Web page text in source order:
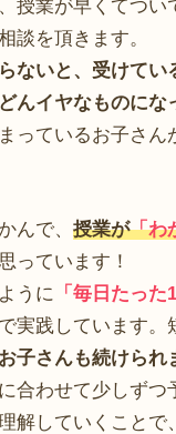
授業が早くてつい
談を頂きます。
ないと、受けてい
んイヤなものにな
っているお子さん
んで、 授業が「わ
っています！
うに 「毎日たった
実践しています。
子さんも続けられ
合わせて少しずつ
解していくことで、